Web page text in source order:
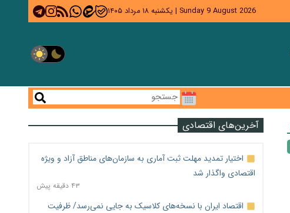
Sunday 9 August 2026
| یکشنبه ۱۸ مرداد ۱۴۰۵
آخرین‌های اقتصادی
اختیار تمدید مهلت ثبت آماری به سازمان‌های مناطق آزاد و ویژه
اقتصادی واگذار شد
۴۳ دقیقه پیش
اقتصاد ایران با نسخه‌های کلاسیک به جایی نمی‌رسد/ ظرفیت